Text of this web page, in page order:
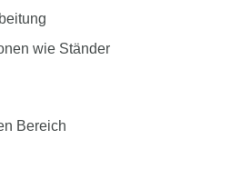
wie Ständer
Bereich